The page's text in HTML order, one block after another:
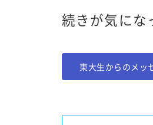
続きが気に
東大生からのメッ